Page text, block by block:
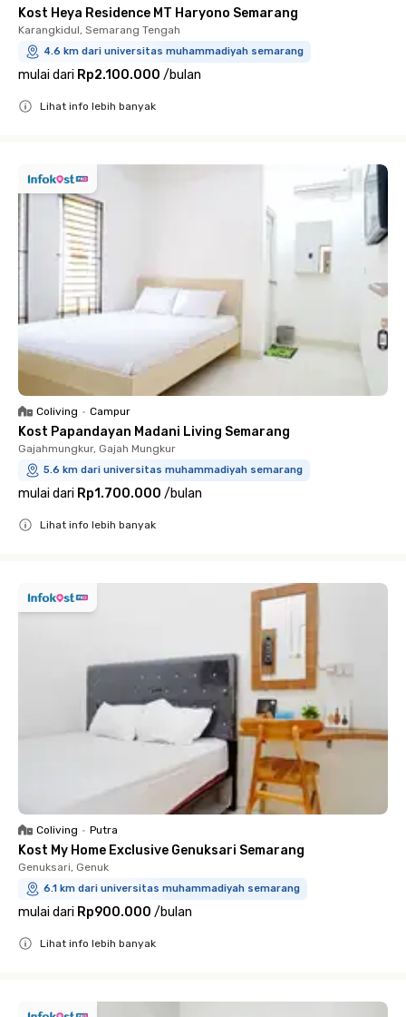
Kost Heya Residence MT Haryono Semarang
Karangkidul, Semarang Tengah
4.6 km dari universitas muhammadiyah semarang
mulai dari Rp2.100.000 /bulan
Lihat info lebih banyak
Coliving • Campur
Kost Papandayan Madani Living Semarang
Gajahmungkur, Gajah Mungkur
5.6 km dari universitas muhammadiyah semarang
mulai dari Rp1.700.000 /bulan
Lihat info lebih banyak
Coliving • Putra
Kost My Home Exclusive Genuksari Semarang
Genuksari, Genuk
6.1 km dari universitas muhammadiyah semarang
mulai dari Rp900.000 /bulan
Lihat info lebih banyak